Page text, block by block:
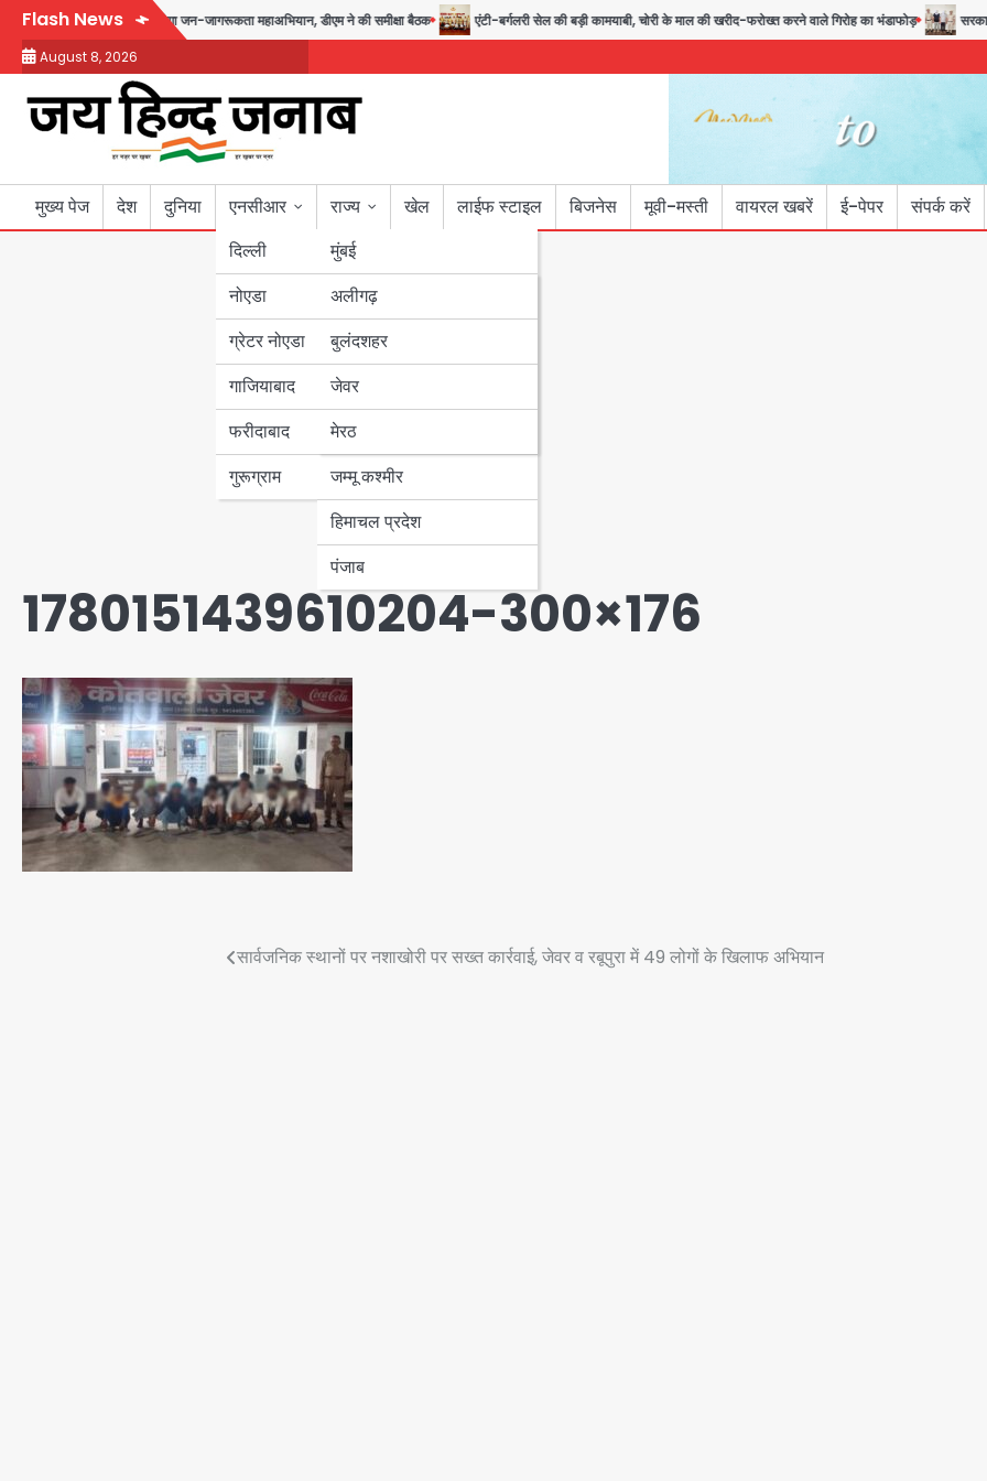
Skip
content
Flash News
से 17 अगस्त तक चलेगा जन-जागरूकता महाअभियान, डीएम ने की समीक्षा बैठक एंटी-बर्गलरी सेल की बड़ी कामयाबी, चोरी के माल की खरीद-फरोख्त करने वाले गिरोह का भंडाफोड़ सरकारी
August 8, 2026
मुख्य पेज देश दुनिया
एनसीआर
दिल्ली
नोएडा
ग्रेटर नोएडा
गाजियाबाद
फरीदाबाद
गुरूग्राम
राज्य
मुंबई
उत्तर प्रदेश
अलीगढ़
बुलंदशहर
जेवर
मेरठ
बिहार
पंजाब
हरियाणा
जम्मू कश्मीर
हिमाचल प्रदेश
पंजाब
खेल लाईफ स्टाइल बिजनेस मूवी-मस्ती वायरल खबरें ई-पेपर संपर्क करें
1780151439610204-300×176
सार्वजनिक स्थानों पर नशाखोरी पर सख्त कार्रवाई, जेवर व रबूपुरा में 49 लोगों के खिलाफ अभियान